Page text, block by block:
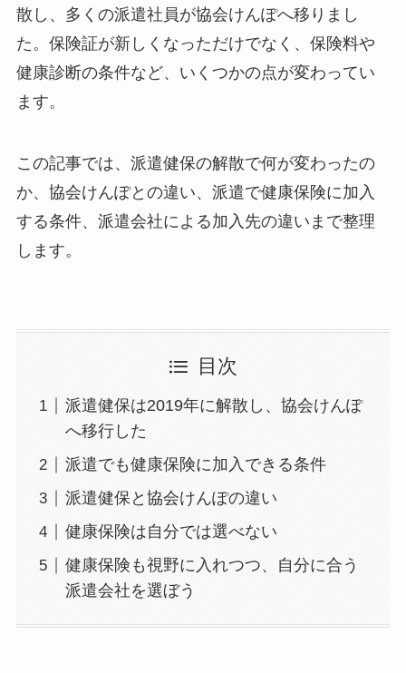
散し、多くの派遣社員が協会けんぽへ移りまし
た。保険証が新しくなっただけでなく、保険料や
健康診断の条件など、いくつかの点が変わってい
ます。
この記事では、派遣健保の解散で何が変わったの
か、協会けんぽとの違い、派遣で健康保険に加入
する条件、派遣会社による加入先の違いまで整理
します。
目次
派遣健保は2019年に解散し、協会けんぽ
へ移行した
派遣でも健康保険に加入できる条件
派遣健保と協会けんぽの違い
健康保険は自分では選べない
健康保険も視野に入れつつ、自分に合う
派遣会社を選ぼう